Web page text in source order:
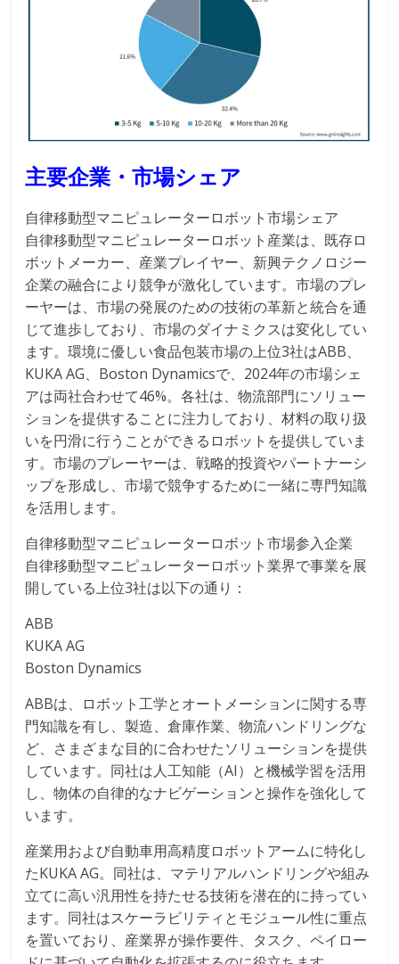
主要企業・市場シェア
自律移動型マニピュレーターロボット市場シェア
自律移動型マニピュレーターロボット産業は、既存ロ
ボットメーカー、産業プレイヤー、新興テクノロジー
企業の融合により競争が激化しています。市場のプレ
ーヤーは、市場の発展のための技術の革新と統合を通
じて進歩しており、市場のダイナミクスは変化してい
ます。環境に優しい食品包装市場の上位3社はABB、
KUKA AG、Boston Dynamicsで、2024年の市場シェ
アは両社合わせて46%。各社は、物流部門にソリュー
ションを提供することに注力しており、材料の取り扱
いを円滑に行うことができるロボットを提供していま
す。市場のプレーヤーは、戦略的投資やパートナーシ
ップを形成し、市場で競争するために一緒に専門知識
を活用します。
自律移動型マニピュレーターロボット市場参入企業
自律移動型マニピュレーターロボット業界で事業を展
開している上位3社は以下の通り：
ABB
KUKA AG
Boston Dynamics
ABBは、ロボット工学とオートメーションに関する専
門知識を有し、製造、倉庫作業、物流ハンドリングな
ど、さまざまな目的に合わせたソリューションを提供
しています。同社は人工知能（AI）と機械学習を活用
し、物体の自律的なナビゲーションと操作を強化して
います。
産業用および自動車用高精度ロボットアームに特化し
たKUKA AG。同社は、マテリアルハンドリングや組み
立てに高い汎用性を持たせる技術を潜在的に持ってい
ます。同社はスケーラビリティとモジュール性に重点
を置いており、産業界が操作要件、タスク、ペイロー